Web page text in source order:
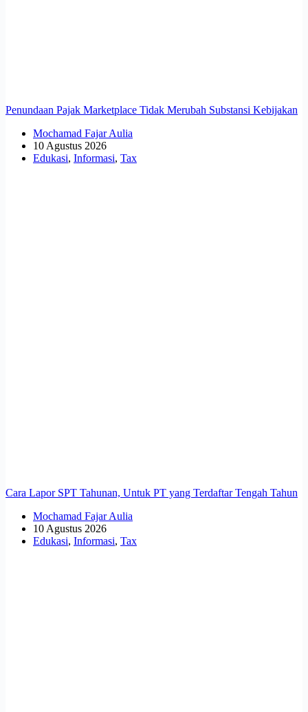
Penundaan Pajak Marketplace Tidak Merubah Substansi Kebijakan
Mochamad Fajar Aulia
10 Agustus 2026
Edukasi, Informasi, Tax
Cara Lapor SPT Tahunan, Untuk PT yang Terdaftar Tengah Tahun
Mochamad Fajar Aulia
10 Agustus 2026
Edukasi, Informasi, Tax